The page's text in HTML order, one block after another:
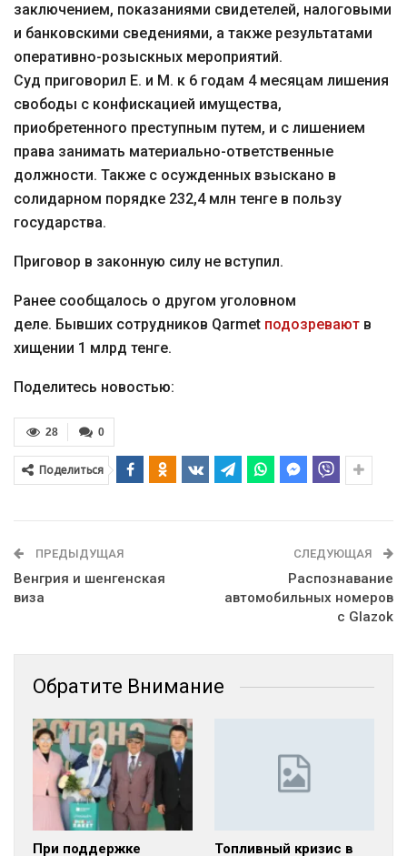
заключением, показаниями свидетелей, налоговыми
и банковскими сведениями, а также результатами
оперативно-розыскных мероприятий.
Суд приговорил Е. и М. к 6 годам 4 месяцам лишения
свободы с конфискацией имущества,
приобретенного преступным путем, и с лишением
права занимать материально-ответственные
должности. Также с осужденных взыскано в
солидарном порядке 232,4 млн тенге в пользу
государства.
Приговор в законную силу не вступил.
Ранее сообщалось о другом уголовном
деле. Бывших сотрудников Qarmet подозревают в
хищении 1 млрд тенге.
Поделитесь новостью:
0
28
Поделиться
ПРЕДЫДУЩАЯ
Венгрия и шенгенская
виза
СЛЕДУЮЩАЯ
Распознавание
автомобильных номеров
с Glazok
Обратите Внимание
При поддержке Топливный кризис в